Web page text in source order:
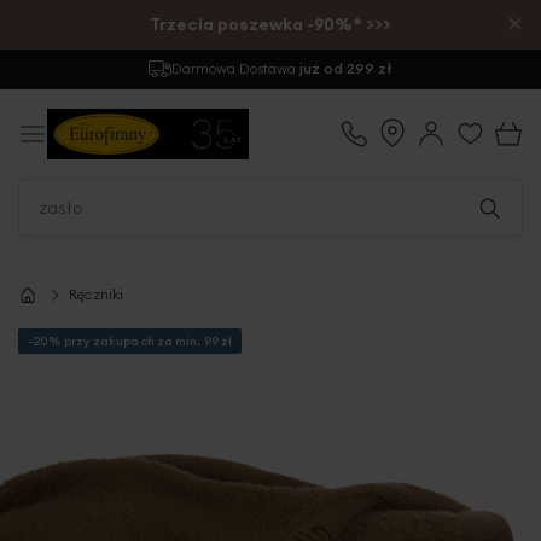
Trzecia poszewka -90%* >>> ×
Darmowa Dostawa już od 299 zł
Ręczniki
-20% przy zakupach za min. 99 zł